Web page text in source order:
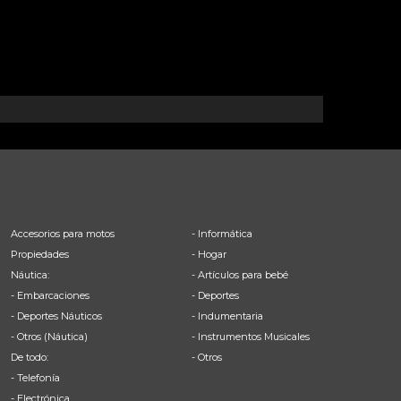
Accesorios para motos
Propiedades
Náutica:
- Embarcaciones
- Deportes Náuticos
- Otros (Náutica)
De todo:
- Telefonía
- Electrónica
- Informática
- Hogar
- Artículos para bebé
- Deportes
- Indumentaria
- Instrumentos Musicales
- Otros